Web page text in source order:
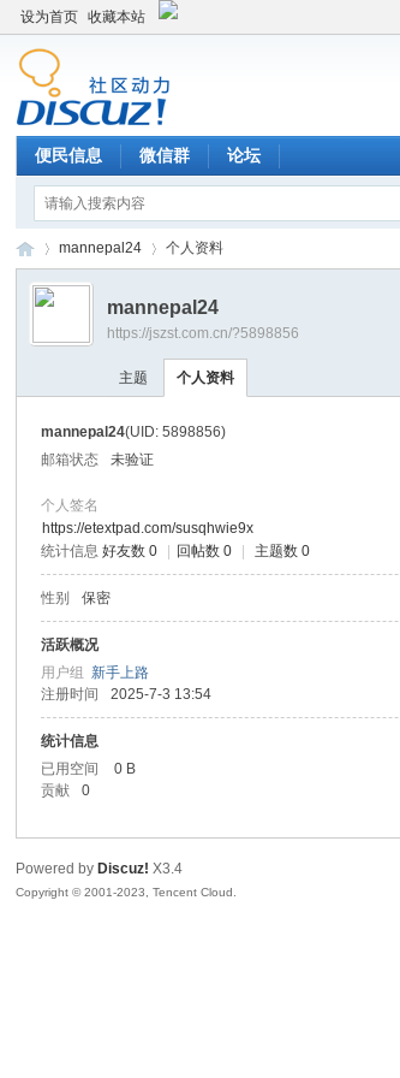
设为首页 收藏本站
便民信息 微信群 论坛
›
mannepal24 个人资料
mannepal24
https://jszst.com.cn/?5898856
主题 个人资料
mannepal24(UID: 5898856)
邮箱状态
未验证
个人签名
https://etextpad.com/susqhwie9x
统计信息 好友数 0 回帖数 0 主题数 0
性别 保密
活跃概况
用户组新手上路
注册时间
2025-7-3 13:54
统计信息
已用空间
0 B
贡献
0
Powered by Discuz! X3.4
Copyright © 2001-2023, Tencent Cloud.